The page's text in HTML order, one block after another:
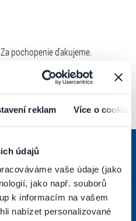
reklam Více o cookies
údajů
vaše údaje (jako
jako např. souborů
k informacím na vašem
nabízet personalizované
pochopenie ďakujeme.
ODBERU NOVINIEK
a doručte si najnovšie špeciálne